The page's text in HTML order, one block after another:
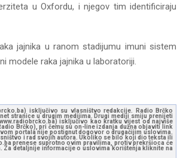
u Oxfordu, i njegov tim identificiraju
jajnika u ranom stadijumu imuni sistem
modele raka jajnika u laboratoriji.
isključivo su vlasništvo redakcije. Radio Brčko
stranice u drugim medijima. Drugi mediji smiju prenijeti
isključivo kao kratku vijest od najviše
Brčko), pri čemu su on-line izdanja dužna objaviti link
portala nije postignut dogovor o drugačijim uslovima.
i rad svojih autora. Ukoliko se bilo koji dio teksta ili
prenese suprotno ovim pravilima, protiv prekršioca će
Za detaljnije informacije o uslovima korištenja kliknite na